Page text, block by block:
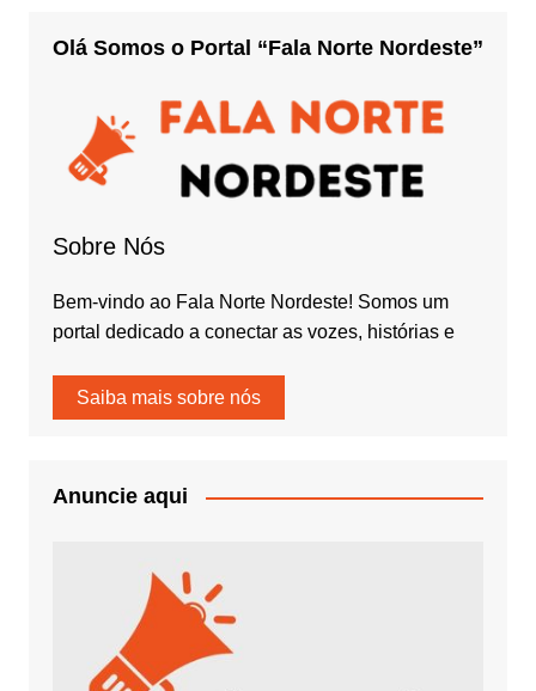
Olá Somos o Portal “Fala Norte Nordeste”
Sobre Nós
Bem-vindo ao Fala Norte Nordeste! Somos um
portal dedicado a conectar as vozes, histórias e
Saiba mais sobre nós
Anuncie aqui